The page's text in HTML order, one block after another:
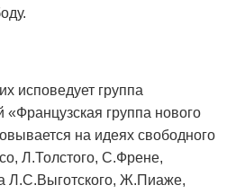
исповедует группа
«Французская группа нового
на идеях свободного
Л.Толстого, С.Френе,
Л.С.Выготского, Ж.Пиаже,